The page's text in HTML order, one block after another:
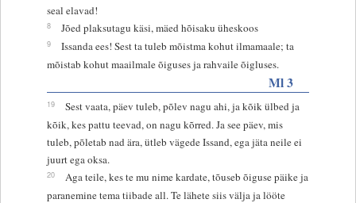
seal elavad!
8 Jõed plaksutagu käsi, mäed hõisaku üheskoos
9
Issanda ees! Sest ta tuleb mõistma kohut ilmamaale; ta
mõistab kohut maailmale õiguses ja rahvaile õigluses.
Ml 3
19
Sest vaata, päev tuleb, põlev nagu ahi, ja kõik ülbed ja
kõik, kes pattu teevad, on nagu kõrred. Ja see päev, mis
tuleb, põletab nad ära, ütleb vägede Issand, ega jäta neile ei
juurt ega oksa.
20
Aga teile, kes te mu nime kardate, tõuseb õiguse päike ja
paranemine tema tiibade all. Te lähete siis välja ja lööte